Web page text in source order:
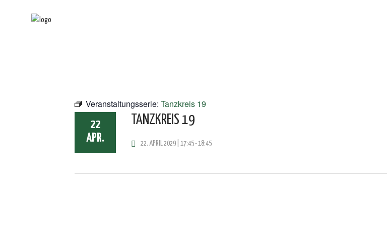
Veranstaltungsserie: Tanzkreis 19
22
APR.
TANZKREIS 19
22. APRIL 2029 | 17:45-18:45